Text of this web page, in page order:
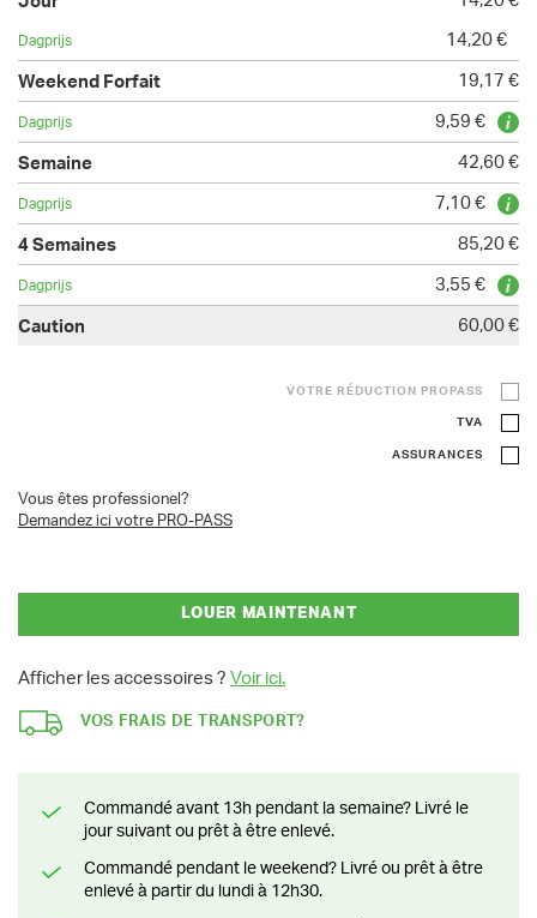
14,20 €
19,17 €
9,59 €
42,60 €
7,10 €
85,20 €
3,55 €
60,00 €
VOTRE RÉDUCTION PROPASS
TVA
ASSURANCES
Vous êtes professionel?
Demandez ici votre PRO-PASS
LOUER MAINTENANT
Afficher les accessoires ? Voir ici.
VOS FRAIS DE TRANSPORT?
Commandé avant 13h pendant la semaine? Livré le
jour suivant ou prêt à être enlevé.
Commandé pendant le weekend? Livré ou prêt à être
enlevé à partir du lundi à 12h30.